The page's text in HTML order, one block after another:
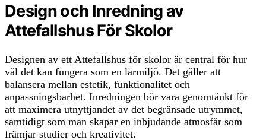
Design och Inredning av
Attefallshus För Skolor
Designen av ett Attefallshus för skolor är central för hur
väl det kan fungera som en lärmiljö. Det gäller att
balansera mellan estetik, funktionalitet och
anpassningsbarhet. Inredningen bör vara genomtänkt för
att maximera utnyttjandet av det begränsade utrymmet,
samtidigt som man skapar en inbjudande atmosfär som
främjar studier och kreativitet.